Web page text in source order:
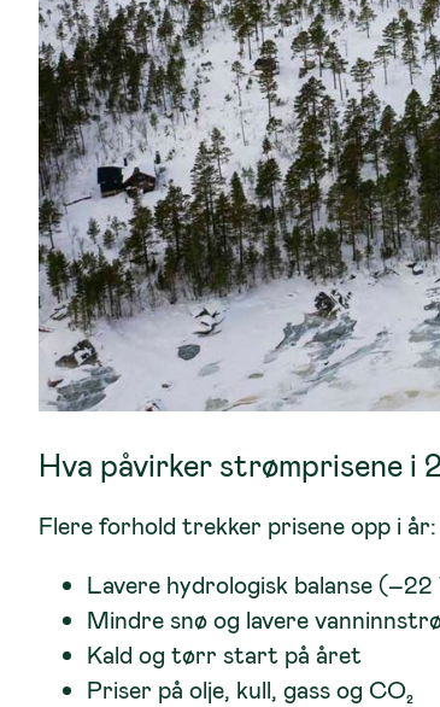
Hva påvirker strømprisene i
Flere forhold trekker prisene opp i år:
Lavere hydrologisk balanse
Mindre snø og lavere
Kald og tørr start på året
Priser på olje, kull, gass og CO₂